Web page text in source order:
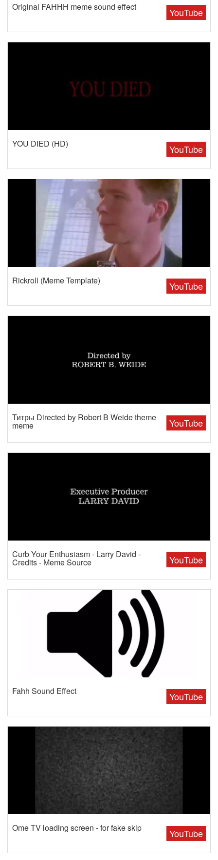
YouTube
Original FAHHH meme sound effect
YouTube
YOU DIED (HD)
YouTube
Rickroll (Meme Template)
YouTube
Титры Directed by Robert B Weide theme
meme
YouTube
Curb Your Enthusiasm - Larry David -
Credits - Meme Source
YouTube
Fahh Sound Effect
YouTube
Ome TV loading screen - for fake skip